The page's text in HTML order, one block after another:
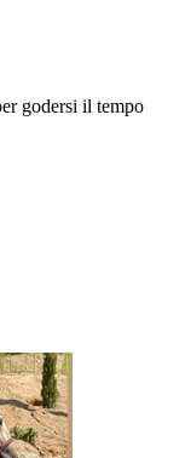
godersi il tempo